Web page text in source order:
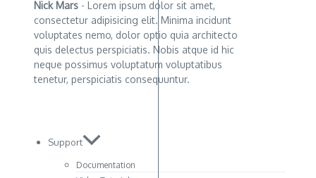
Nick Mars - Lorem ipsum dolor sit amet,
consectetur adipisicing elit. Minima incidunt
voluptates nemo, dolor optio quia architecto
quis delectus perspiciatis. Nobis atque id hic
neque possimus voluptatum voluptatibus
tenetur, perspiciatis consequuntur.
Support
Documentation